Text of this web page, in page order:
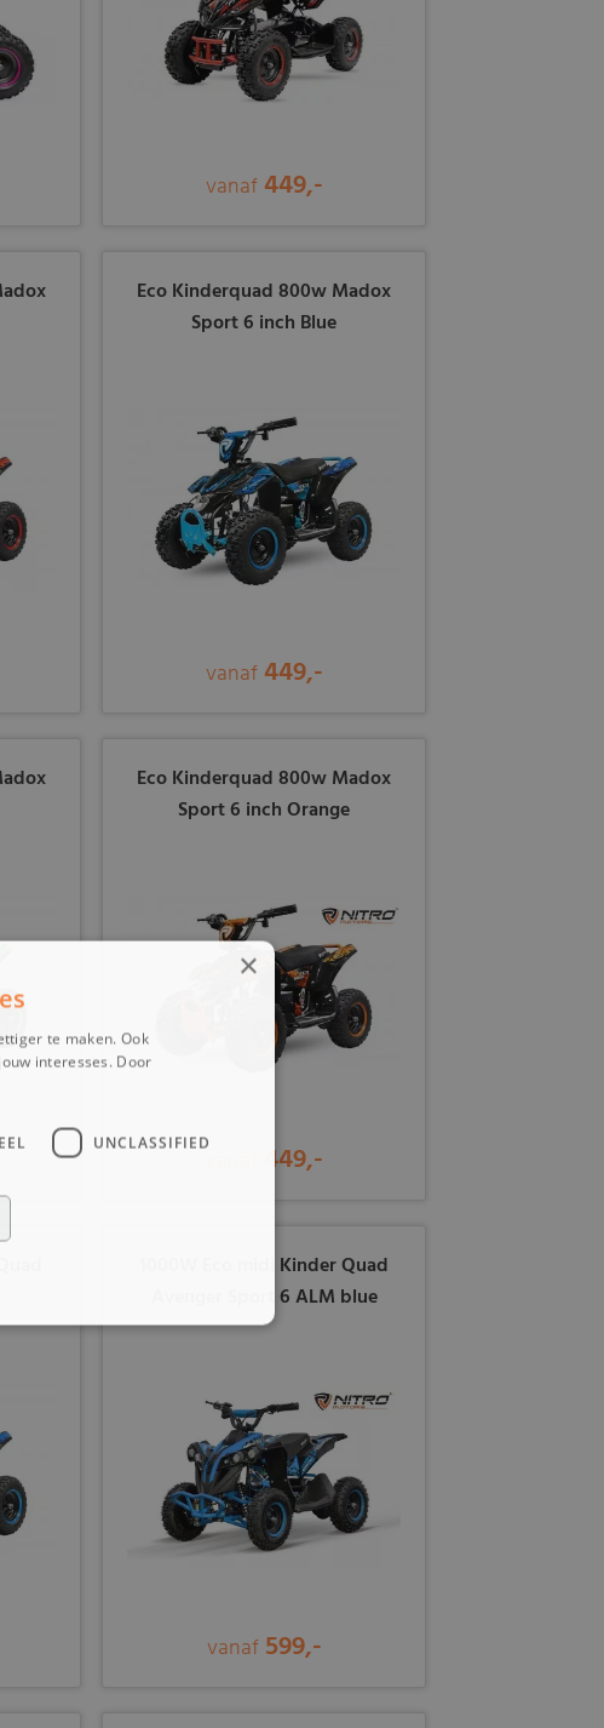
vanaf 449,-
Eco Kinderquad 800w Madox
Sport 6 inch Blue
vanaf 449,-
Eco Kinderquad 800w Madox
Sport 6 inch Orange
449,-
1000W Eco midi Kinder Quad
Avenger Sport 6 ALM blue
vanaf 599,-
×
te maken. Ook
interesses. Door
UNCLASSIFIED